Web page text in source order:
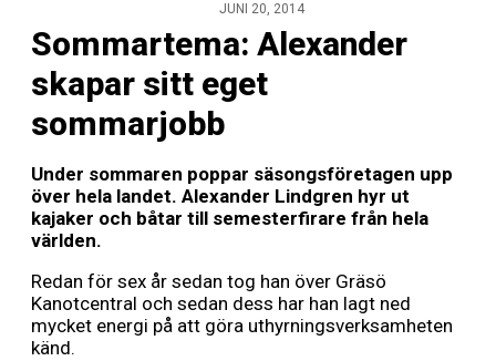
JUNI 20, 2014
Sommartema: Alexander
skapar sitt eget
sommarjobb
Under sommaren poppar säsongsföretagen upp
över hela landet. Alexander Lindgren hyr ut
kajaker och båtar till semesterfirare från hela
världen.
Redan för sex år sedan tog han över Gräsö
Kanotcentral och sedan dess har han lagt ned
mycket energi på att göra uthyrningsverksamheten
känd.